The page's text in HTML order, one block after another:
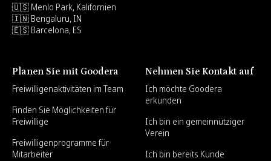
🇺🇸 Menlo Park, Kalifornien
🇮🇳 Bengaluru, IN
🇪🇸 Barcelona, ES
Planen Sie mit Goodera
Freiwilligenaktivitäten im Team
Finden Sie Möglichkeiten für
Freiwillige
Freiwilligenprogramme für
Mitarbeiter
Nehmen Sie Kontakt auf
Ich möchte Goodera
erkunden
Ich bin ein gemeinnütziger
Verein
Ich bin bereits Kunde